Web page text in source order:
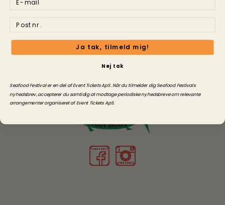
Ja tak, tilmeld mig!
Nej tak
Seafood Festival er en del af Event Tickets ApS. Når du tilmelder dig Seafood Festivals
nyhedsbrev, accepterer du samtidig at modtage periodiske nyhedsbreve om relevante
arrangementer organiseretaf Event Tickets ApS.